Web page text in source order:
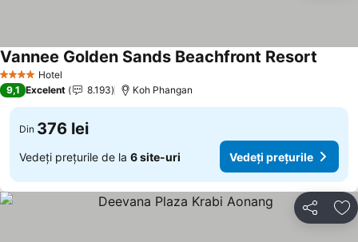
4 Stele Hotel
Vannee Golden Sands Beachfront Resort
9,1 Excelent 8.193 Koh Phangan
Din 376 lei
Vedeți prețurile de la 6 site-uri Vedeți prețurile
Distribuiți